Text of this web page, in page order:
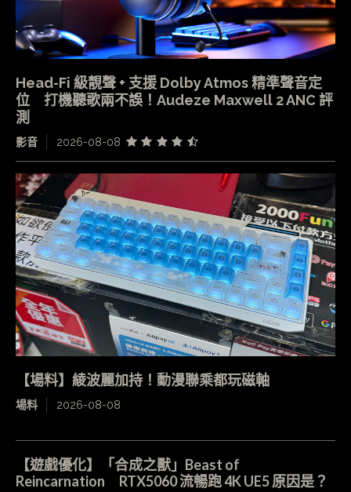
Head-Fi 級靚聲 + 支援 Dolby Atmos 精準聲音定
位 打機聽歌兩不誤！Audeze Maxwell 2 ANC 評
測
影音 2026-08-08
【場料】綾波麗加持！動漫聯乘都玩磁軸
場料 2026-08-08
【遊戲優化】「合成之獸」Beast of
Reincarnation RTX5060 流暢跑 4K UE5 原因是？